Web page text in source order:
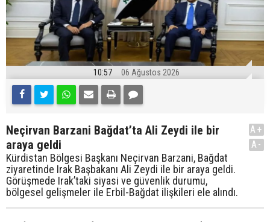
10:57 06 Ağustos 2026
Neçirvan Barzani Bağdat’ta Ali Zeydi ile bir
araya geldi
Kürdistan Bölgesi Başkanı Neçirvan Barzani, Bağdat
ziyaretinde Irak Başbakanı Ali Zeydi ile bir araya geldi.
Görüşmede Irak’taki siyasi ve güvenlik durumu,
bölgesel gelişmeler ile Erbil-Bağdat ilişkileri ele alındı.
A+
A-